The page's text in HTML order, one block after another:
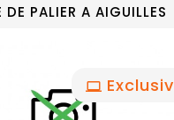
DE PALIER A AIGUILLES